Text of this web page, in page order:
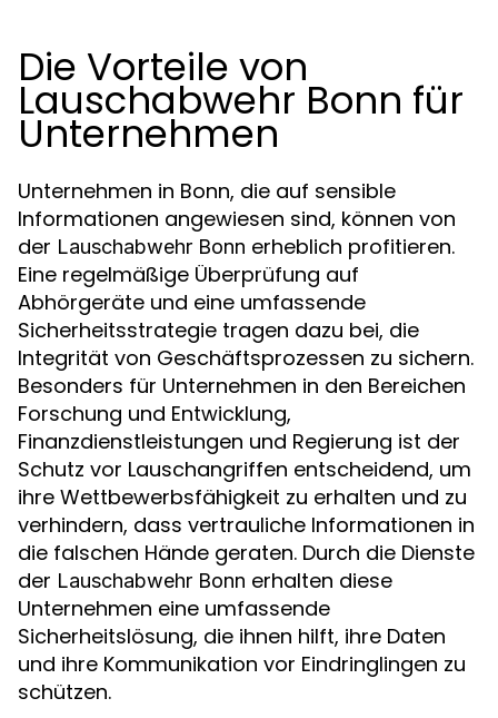
Die Vorteile von
Lauschabwehr Bonn für
Unternehmen
Unternehmen in Bonn, die auf sensible
Informationen angewiesen sind, können von
der Lauschabwehr Bonn erheblich profitieren.
Eine regelmäßige Überprüfung auf
Abhörgeräte und eine umfassende
Sicherheitsstrategie tragen dazu bei, die
Integrität von Geschäftsprozessen zu sichern.
Besonders für Unternehmen in den Bereichen
Forschung und Entwicklung,
Finanzdienstleistungen und Regierung ist der
Schutz vor Lauschangriffen entscheidend, um
ihre Wettbewerbsfähigkeit zu erhalten und zu
verhindern, dass vertrauliche Informationen in
die falschen Hände geraten. Durch die Dienste
der Lauschabwehr Bonn erhalten diese
Unternehmen eine umfassende
Sicherheitslösung, die ihnen hilft, ihre Daten
und ihre Kommunikation vor Eindringlingen zu
schützen.